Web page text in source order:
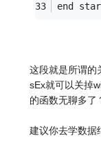
end
这段就是所谓的
sEx就可以关掉
的函数无聊多了
建议你去学数据